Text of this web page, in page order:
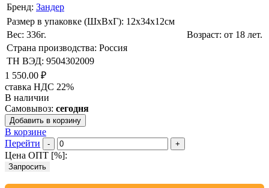
Бренд: Зандер
Размер в упаковке (ШхВxГ): 12х34х12cм
Вес: 336г.
Возраст: от 18 лет.
Страна производства: Россия
ТН ВЭД: 9504302009
1 550.00 ₽
ставка НДС 22%
В наличии
Самовывоз: сегодня
Добавить в корзину
В корзине
Перейти
- +
Цена ОПТ [%]:
Запросить